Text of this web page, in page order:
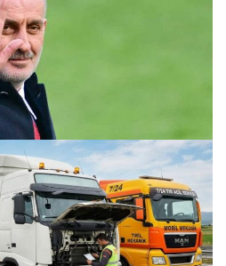
resmen ayrıldı